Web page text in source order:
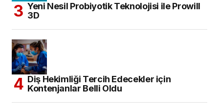
Yeni Nesil Probiyotik Teknolojisi ile Prowill
3D
Diş Hekimliği Tercih Edecekler için
Kontenjanlar Belli Oldu